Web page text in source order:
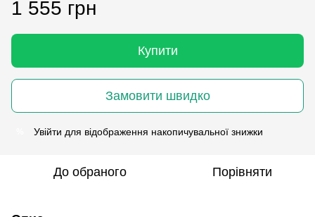
1 555 грн
Купити
Замовити швидко
Увійти для відображення накопичувальної знижки
До обраного Порівняти